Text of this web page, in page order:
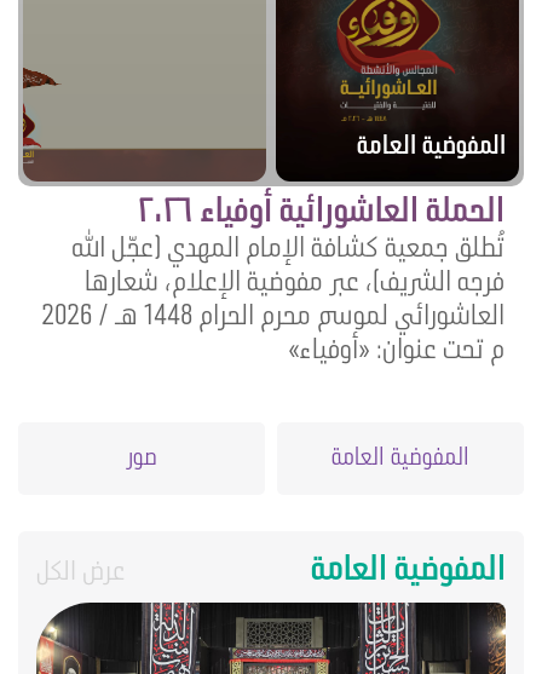
المفوضية العامة
الحملة العاشورائية أوفياء ٢٠٢٦
تُطلق جمعية كشافة الإمام المهدي (عجّل الله
فرجه الشريف)، عبر مفوضية الإعلام، شعارها
العاشورائي لموسم محرم الحرام 1448 هـ / 2026
م تحت عنوان: «أوفياء»
صور المفوضية العامة
المفوضية العامة عرض الكل